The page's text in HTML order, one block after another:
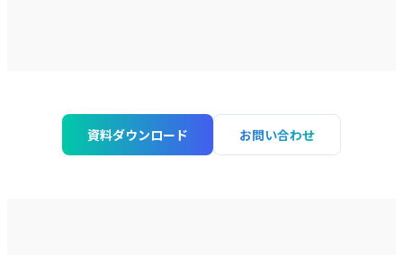
資料ダウンロード お問い合わせ